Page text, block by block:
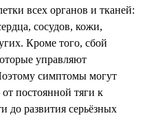
всех органов и тканей:
сосудов, кожи,
Кроме того, сбой
управляют
симптомы могут
постоянной тяги к
до развития серьёзных